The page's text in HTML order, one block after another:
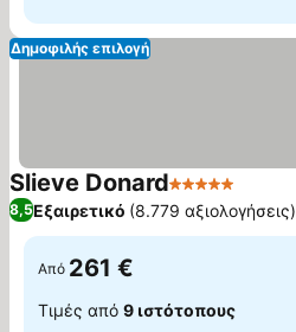
Δημοφιλής επιλογή
Slieve Donard5 Αστέρια
8,5Εξαιρετικό (8.779 αξιολογήσεις)
Από 261 €
Τιμές από 9 ιστότοπους